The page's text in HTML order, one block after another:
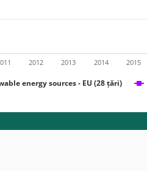
energy sources - EU (28 țări)
2012 2013 2014 2015